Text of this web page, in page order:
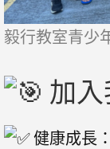
毅行教室青少
加入
健康成長